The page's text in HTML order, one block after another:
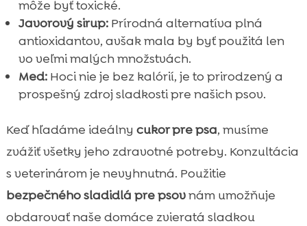
môže byť toxické.
Javorový sirup:Prírodná alternatíva plná
antioxidantov, avšak mala by byť použitá len
vo veľmi malých množstvách.
Med:Hoci nie je bez kalórií, je to prirodzený a
prospešný zdroj sladkosti pre našich psov.
Keď hľadáme ideálny cukor pre psa, musíme
zvážiť všetky jeho zdravotné potreby. Konzultácia
s veterinárom je nevyhnutná. Použitie
bezpečného sladidlá pre psovnám umožňuje
obdarovať naše domáce zvieratá sladkou